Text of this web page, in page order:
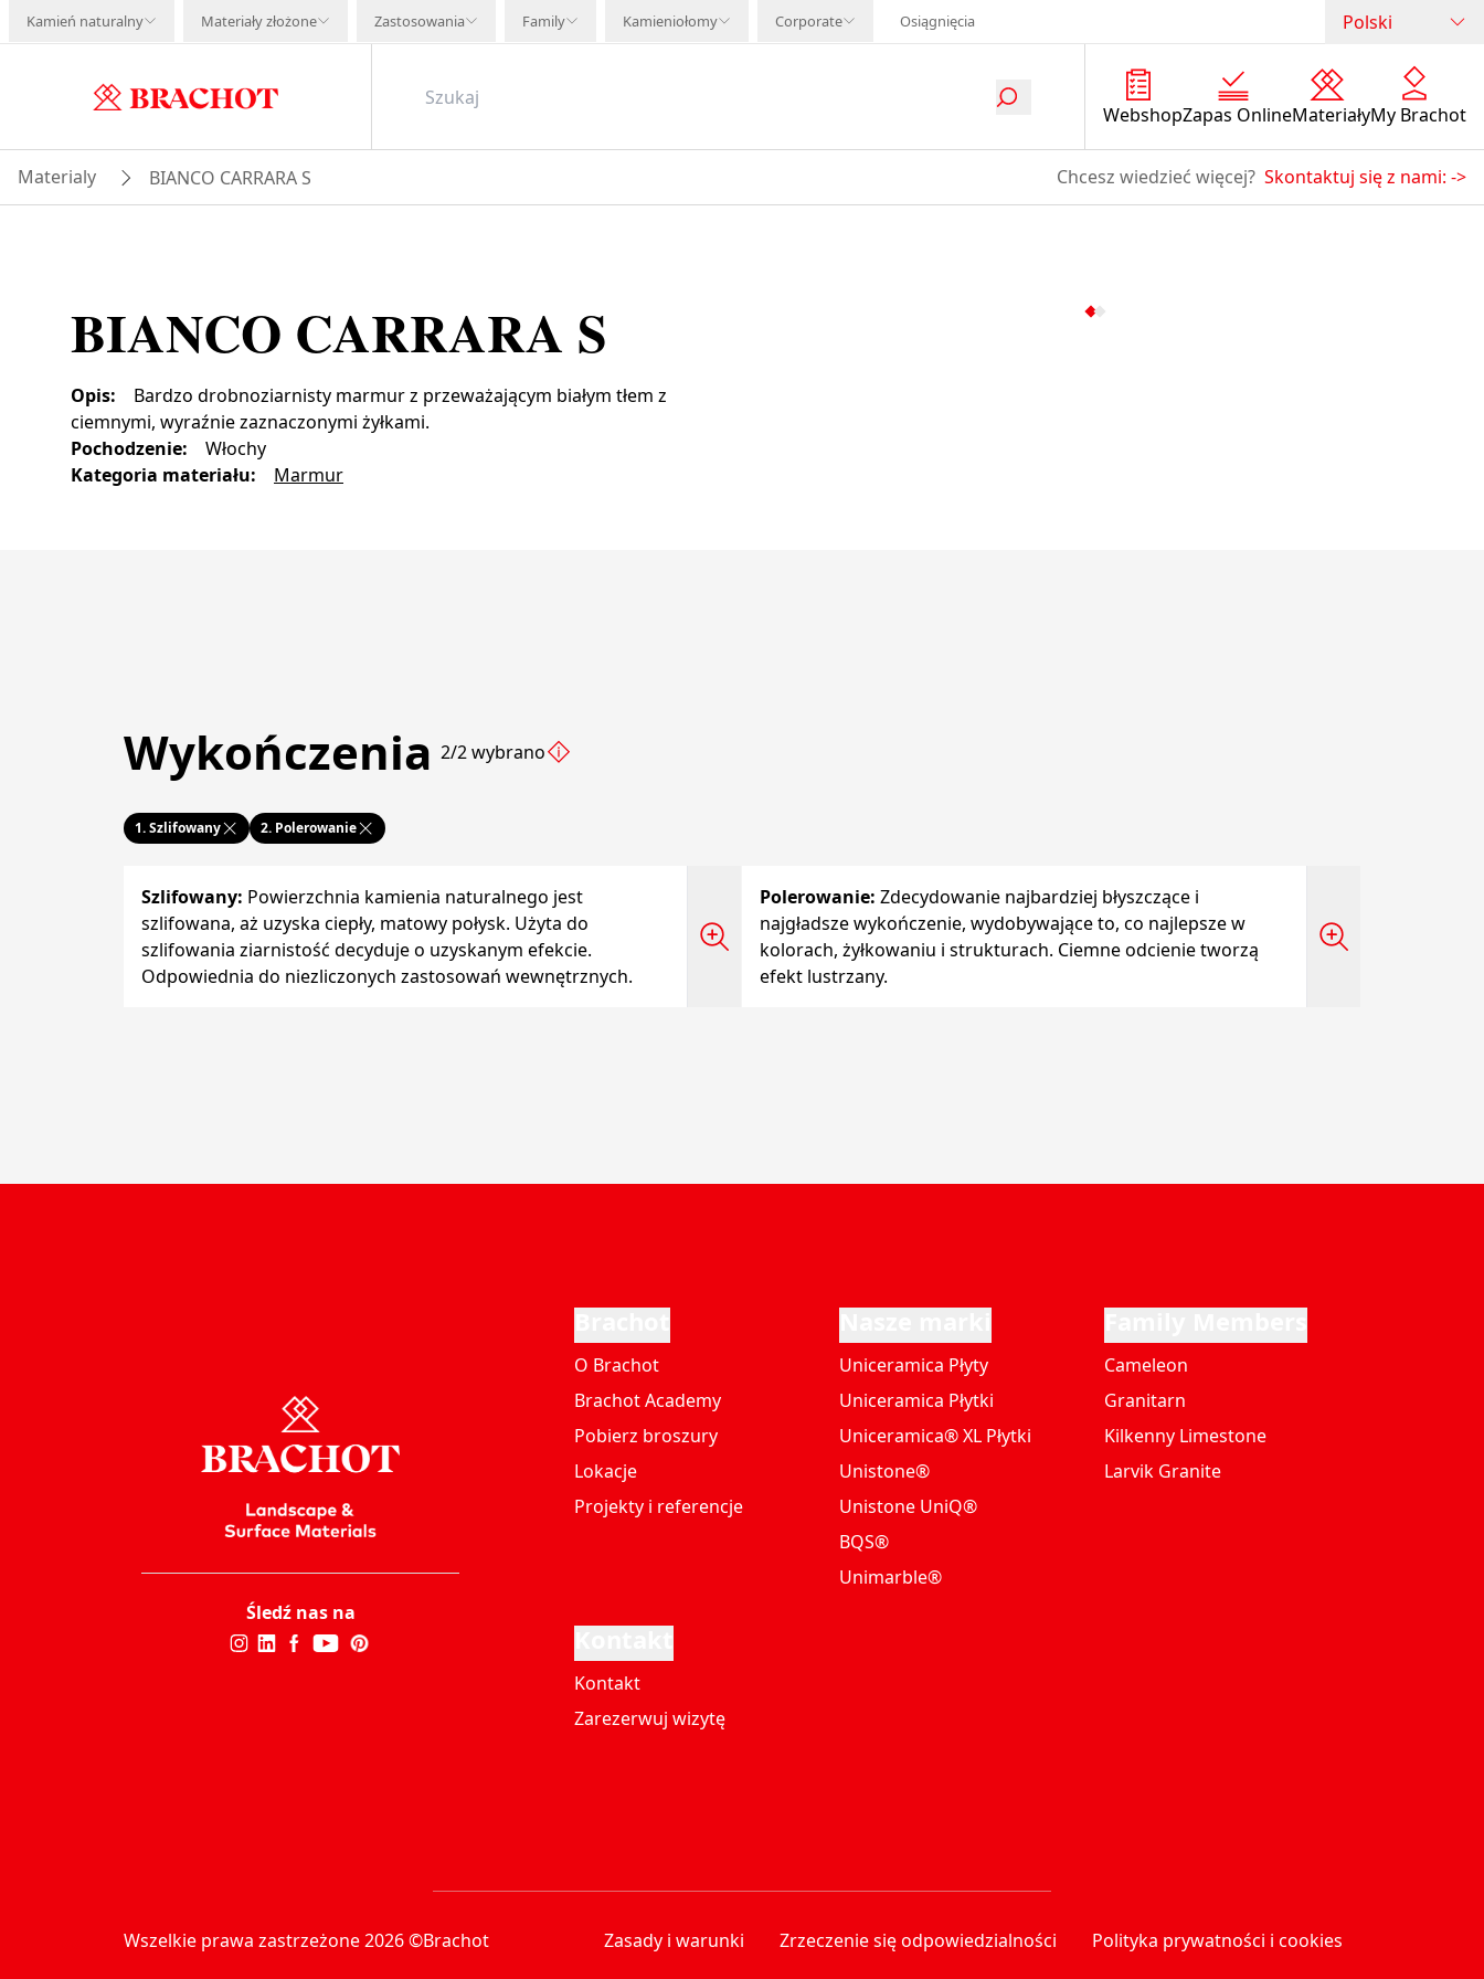
Kamień naturalny Materiały złożone Zastosowania Family Kamieniołomy Corporate Osiągnięcia Polski
WebshopZapas OnlineMateriałyMy Brachot
Materialy BIANCO CARRARA S Chcesz wiedzieć więcej? Skontaktuj się z nami: ->
BIANCO CARRARA S
Opis:
Bardzo drobnoziarnisty marmur z przeważającym białym tłem z
ciemnymi, wyraźnie zaznaczonymi żyłkami.
Pochodzenie:
Włochy
Kategoria materiału: Marmur
Wykończenia 2/2 wybrano
1.Szlifowany 2. Polerowanie
Szlifowany: Powierzchnia kamienia naturalnego jest
szlifowana, aż uzyska ciepły, matowy połysk. Użyta do
szlifowania ziarnistość decyduje o uzyskanym efekcie.
Odpowiednia do niezliczonych zastosowań wewnętrznych.
Polerowanie: Zdecydowanie najbardziej błyszczące i
najgładsze wykończenie, wydobywające to, co najlepsze w
kolorach, żyłkowaniu i strukturach. Ciemne odcienie tworzą
efekt lustrzany.
Śledź nas na
O Brachot
Brachot Academy
Pobierz broszury
Lokacje
Projekty i referencje
Uniceramica Płyty
Uniceramica Płytki
Uniceramica® XL Płytki
Unistone®
Unistone UniQ®
BQS®
Unimarble®
Cameleon
Granitarn
Kilkenny Limestone
Larvik Granite
Kontakt
Zarezerwuj wizytę
Wszelkie prawa zastrzeżone 2026 ©Brachot Zasady i warunki Zrzeczenie się odpowiedzialności Polityka prywatności i cookies